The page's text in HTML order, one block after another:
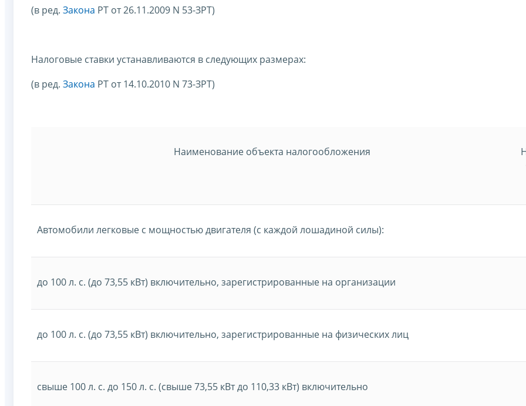
(в ред. Закона РТ от 26.11.2009 N 53-ЗРТ)
Налоговые ставки устанавливаются в следующих размерах:
(в ред. Закона РТ от 14.10.2010 N 73-ЗРТ)
Наименование объекта налогообложения
Автомобили легковые с мощностью двигателя (с каждой лошадиной силы):
до 100 л. с. (до 73,55 кВт) включительно, зарегистрированные на организации
до 100 л. с. (до 73,55 кВт) включительно, зарегистрированные на физических лиц
свыше 100 л. с. до 150 л. с. (свыше 73,55 кВт до 110,33 кВт) включительно